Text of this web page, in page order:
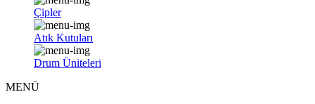
Çipler
Atık Kutuları
Drum Üniteleri
MENÜ